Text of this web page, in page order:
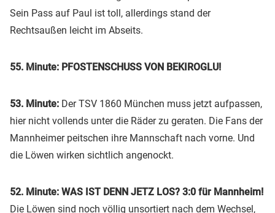
Sein Pass auf Paul ist toll, allerdings stand der
Rechtsaußen leicht im Abseits.
55. Minute: PFOSTENSCHUSS VON BEKIROGLU!
53. Minute: Der TSV 1860 München muss jetzt aufpassen,
hier nicht vollends unter die Räder zu geraten. Die Fans der
Mannheimer peitschen ihre Mannschaft nach vorne. Und
die Löwen wirken sichtlich angenockt.
52. Minute: WAS IST DENN JETZ LOS? 3:0 für Mannheim!
Die Löwen sind noch völlig unsortiert nach dem Wechsel,